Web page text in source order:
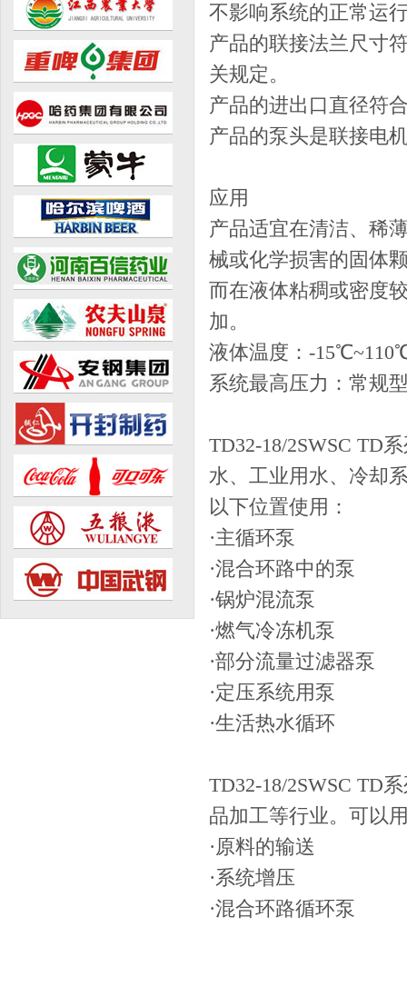
不影响系统的正常运
产品的联接法兰尺寸
关规定。
产品的进出口直径符
产品的泵头是联接电
应用
产品适宜在清洁、稀
械或化学损害的固体
而在液体粘稠或密度
加。
液体温度：-
系统最高压力：常规
TD32-18/2SWSC TD
水、工业用水、冷却
以下位置使用：
·主循环泵
·混合环路中的泵
·锅炉混流泵
·燃气冷冻机泵
·部分流量过滤器泵
·定压系统用泵
·生活热水循环
TD32-18/2SWSC TD
品加工等行业。可以
·原料的输送
·系统增压
·混合环路循环泵